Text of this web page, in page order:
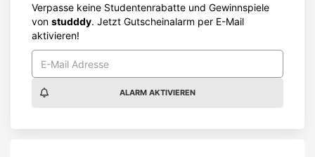
Verpasse keine Studentenrabatte und Gewinnspiele
von studddy. Jetzt Gutscheinalarm per E-Mail
aktivieren!
ALARM AKTIVIEREN